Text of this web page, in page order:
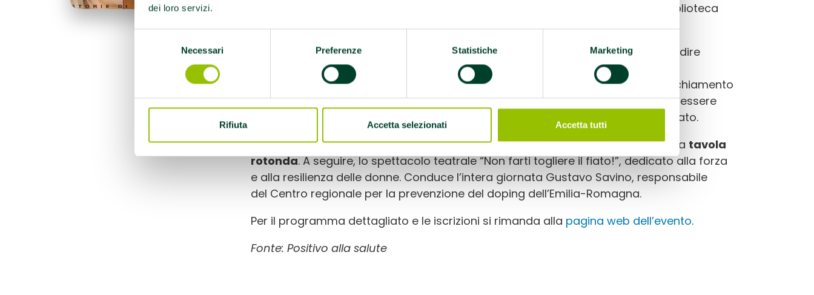
dei loro servizi.
Necessari Preferenze Statistiche Marketing
Rifiuta Accetta selezionati Accetta tutti
dalle 8 alle 17.30 nella Biblioteca
multimediale Arturo Loria (Via Rodolfo Pio 1), ed è accreditato ECM.
sessione mattutina piùscientifico
ed è dedicata ad approfondire
l’importanza dell’attività fisica nella prevenzione e nella gestione delle principali
problematiche femminili, dalla menopausa allo stato infiammatorio e all’invecchiamento
cerebrale rapportati all’attività sportiva. Spazio, poi, al rapporto tra sport e benessere
psicologico, alla salute cardiaca della donna over 40 e all’Esercizio fisico adattato.
Ilpomeriggioè dedicato alletestimonianze di atlete e professionistee a una tavola
rotonda. A seguire, lo spettacolo teatrale “Non farti togliere il fiato!”, dedicato alla forza
e alla resilienza delle donne. Conduce l’intera giornata Gustavo Savino, responsabile
del Centro regionale per la prevenzione del doping dell’Emilia-Romagna.
Per il programma dettagliato e le iscrizioni si rimanda alla pagina web dell’evento.
Fonte: Positivo alla salute